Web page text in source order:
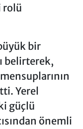
rolü
bir
belirterek,
Yerel
güçlü
önemli